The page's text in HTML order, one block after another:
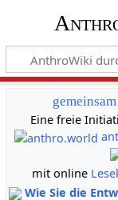
Eine freie
mit online
Wie Sie die